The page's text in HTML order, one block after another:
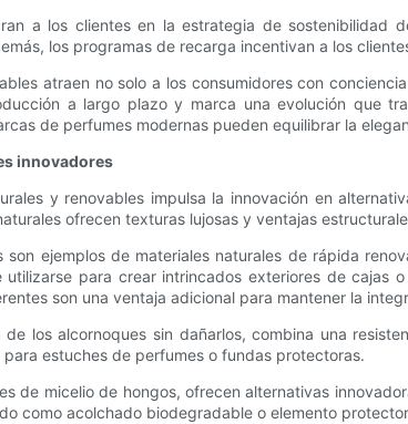
a los clientes en la estrategia de
los programas de recarga incentivan a los
atraen no solo a los consumidores con
a largo plazo y marca una evolución que
de perfumes modernas pueden equilibrar la
innovadores
y renovables impulsa la innovación en
ofrecen texturas lujosas y ventajas
son ejemplos de materiales naturales de rápida
para crear intrincados exteriores de
son una ventaja adicional para mantener la
los alcornoques sin dañarlos, combina una
estuches de perfumes o fundas protectoras.
de micelio de hongos, ofrecen alternativas
como acolchado biodegradable o elemento